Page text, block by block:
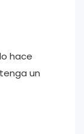
hace
un